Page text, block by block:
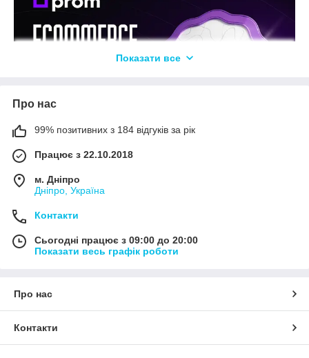
Показати все
Про нас
99% позитивних з 184 відгуків за рік
Працює з 22.10.2018
м. Дніпро
Дніпро, Україна
Контакти
Сьогодні працює з 09:00 до 20:00
Показати весь графік роботи
Про нас
Контакти